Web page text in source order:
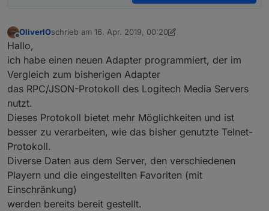
Offline
OliverIOschrieb am 16. Apr. 2019, 00:20
zuletzt editiert von OliverIO8. Mai 2024, 16:14
Hallo,
ich habe einen neuen Adapter programmiert, der im
Vergleich zum bisherigen Adapter
das RPC/JSON-Protokoll des Logitech Media Servers
nutzt.
Dieses Protokoll bietet mehr Möglichkeiten und ist
besser zu verarbeiten, wie das bisher genutzte Telnet-
Protokoll.
Diverse Daten aus dem Server, den verschiedenen
Playern und die eingestellten Favoriten (mit
Einschränkung)
werden bereits bereit gestellt.